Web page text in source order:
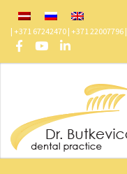
| +371 67242470 | +371 22007796 |